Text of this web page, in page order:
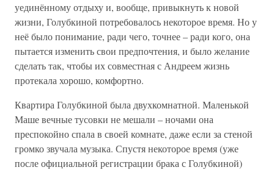
уединённому отдыху и, вообще, привыкнуть к новой
жизни, Голубкиной потребовалось некоторое время. Но у
неё было понимание, ради чего, точнее – ради кого, она
пытается изменить свои предпочтения, и было желание
сделать так, чтобы их совместная с Андреем жизнь
протекала хорошо, комфортно.
Квартира Голубкиной была двухкомнатной. Маленькой
Маше вечные тусовки не мешали – ночами она
преспокойно спала в своей комнате, даже если за стеной
громко звучала музыка. Спустя некоторое время (уже
после официальной регистрации брака с Голубкиной)